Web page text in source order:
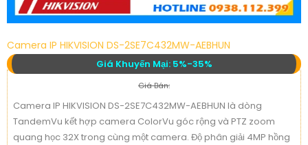
Camera IP HIKVISION DS-2SE7C432MW-AEBHUN
Giá Khuyến Mại: 5%-35%
Giá Bán:
Camera IP HIKVISION DS-2SE7C432MW-AEBHUN là dòng
TandemVu kết hợp camera ColorVu góc rộng và PTZ zoom
quang học 32X trong cùng một camera. Độ phân giải 4MP hồng